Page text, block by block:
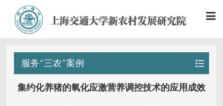
服务“三农”案例
集约化养猪的氧化应激营养调控技术的应用成效